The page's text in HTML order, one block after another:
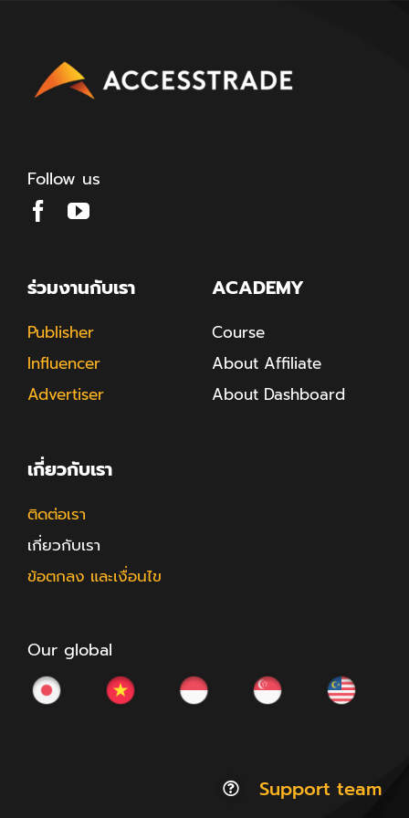
Follow us
ร่วมงานกับเรา
Publisher
Influencer
Advertiser
ACADEMY
Course
About Affiliate
About Dashboard
เกี่ยวกับเรา
ติดต่อเรา
เกี่ยวกับเรา
ข้อตกลง และเงื่อนไข
Our global
Support team